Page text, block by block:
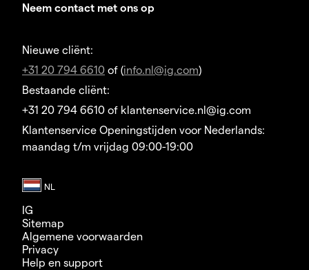
Neem contact met ons op
Nieuwe cliënt:
+31 20 794 6610 of (info.nl@ig.com)
Bestaande cliënt:
+31 20 794 6610 of klantenservice.nl@ig.com
Klantenservice Openingstijden voor Nederlands:
maandag t/m vrijdag 09:00-19:00
IG
Sitemap
Algemene voorwaarden
Privacy
Help en support